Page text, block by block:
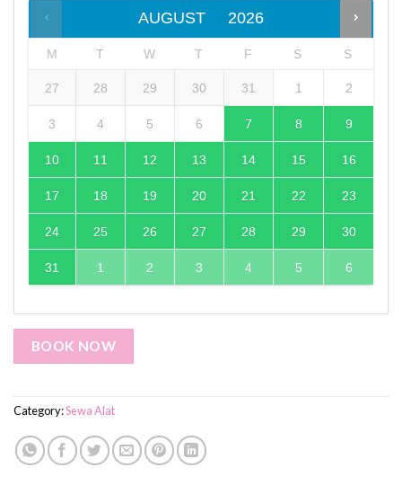
AUGUST 2026
M T W T F S S
27 28 29 30 31 1 2
3 4 5 6 7 8 9
10 11 12 13 14 15 16
17 18 19 20 21 22 23
24 25 26 27 28 29 30
31 1 2 3 4 5 6
BOOK NOW
Category:Sewa Alat